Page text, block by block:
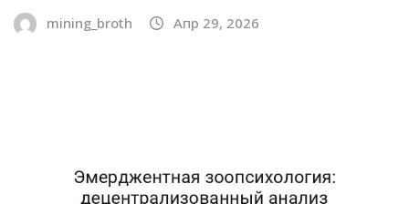
mining_broth Апр 29, 2026